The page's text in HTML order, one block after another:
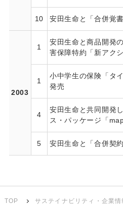
10 安田生命と「合併覚
2003
1
安田生命と商品開発
害保障特約「新アク
1
小中学生の保険「タ
発売
4
安田生命と共同開発
ス・パッケージ「
5 安田生命と「合併契
TOP サステイナビリティ・企業情